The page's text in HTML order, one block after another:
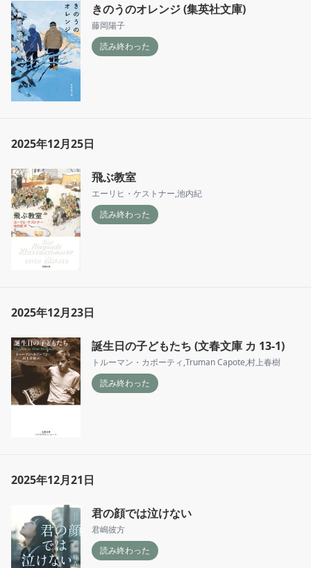
きのうのオレンジ (集英社文庫)
藤岡陽子
読み終わった
2025年12月25日
飛ぶ教室
エーリヒ・ケストナー,池内紀
読み終わった
2025年12月23日
誕生日の子どもたち (文春文庫 カ 13-1)
トルーマン・カポーティ,Truman Capote,村上春樹
読み終わった
2025年12月21日
君の顔では泣けない
君嶋彼方
読み終わった